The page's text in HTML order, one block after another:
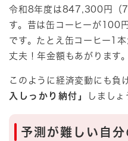
令和8年度は847,300円（
す。昔は缶コーヒーが100
です。たとえ缶コーヒー1
丈夫！年金額もあがります。
このように経済変動にも負
入しっかり納付」
しましょ
予測が難しい自